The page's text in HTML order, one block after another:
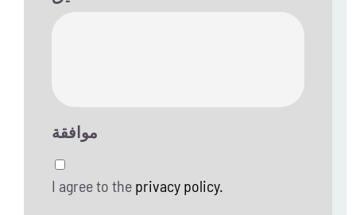
موافقة
I agree to the privacy policy.